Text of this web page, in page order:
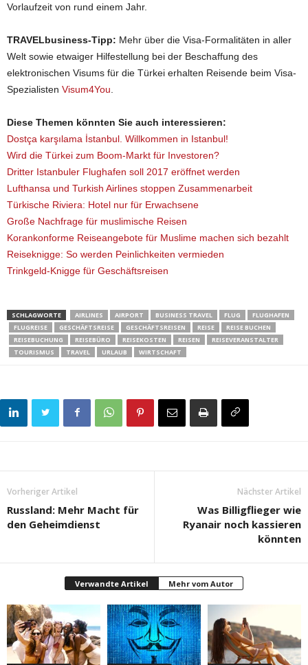
Vorlaufzeit von rund einem Jahr.
TRAVELbusiness-Tipp: Mehr über die Visa-Formalitäten in aller
Welt sowie etwaiger Hilfestellung bei der Beschaffung des
elektronischen Visums für die Türkei erhalten Reisende beim Visa-
Spezialisten Visum4You
Diese Themen könnten Sie auch interessieren:
Dostça karşılama İstanbul. Willkommen in Istanbul!
Wird die Türkei zum Boom-Markt für Investoren?
Dritter Istanbuler Flughafen soll 2017 eröffnet werden
Lufthansa und Turkish Airlines stoppen Zusammenarbeit
Türkische Riviera: Hotel nur für Erwachsene
Große Nachfrage für muslimische Reisen
Korankonforme Reiseangebote für Muslime machen sich bezahlt
Reiseknigge: So werden Peinlichkeiten vermieden
Trinkgeld-Knigge für Geschäftsreisen
SCHLAGWORTE AIRLINES AIRPORT BUSINESS TRAVEL FLUG
FLUGHAFEN
FLUGREISE
GESCHÄFTSREISE GESCHÄFTSREISEN REISE
REISE BUCHEN
REISEBUCHUNG
REISEBÜRO REISEKOSTEN REISEN
REISEVERANSTALTER
TOURISMUS
TRAVEL URLAUB WIRTSCHAFT
Vorheriger Artikel
Russland: Mehr Macht für
den Geheimdienst
Nächster Artikel
Was Billigflieger wie
Ryanair noch kassieren
könnten
Verwandte Artikel Mehr vom Autor